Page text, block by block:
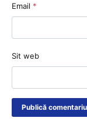
Email *
Sit web